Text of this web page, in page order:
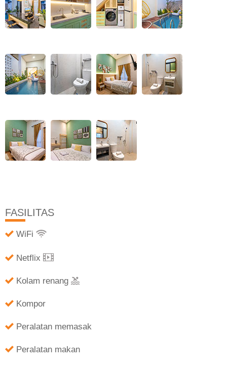
FASILITAS
WiFi
Netflix
Kolam renang
Kompor
Peralatan memasak
Peralatan makan